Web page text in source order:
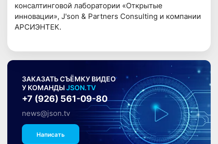
консалтинговой лаборатории «Открытые
инновации», J'son & Partners Consulting и компании
АРСИЭНТЕК.
ЗАКАЗАТЬ СЪЁМКУ ВИДЕО
У КОМАНДЫJSON.TV
+7 (926) 561-09-80
news@json.tv
Написать